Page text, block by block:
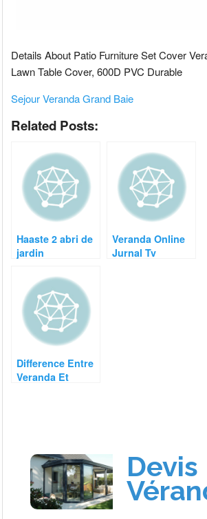
Details About Patio Furniture Set Cover
Lawn Table Cover, 600D PVC Durable
Sejour Veranda Grand Baie
Related Posts:
Haaste 2 abri de
jardin
Veranda Online
Jurnal Tv
Difference Entre
Veranda Et